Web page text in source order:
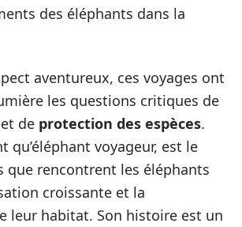
des éléphants dans la
aventureux, ces voyages ont
les questions critiques de
et de protection des espèces.
qu’éléphant voyageur, est le
que rencontrent les éléphants
croissante et la
leur habitat. Son histoire est un